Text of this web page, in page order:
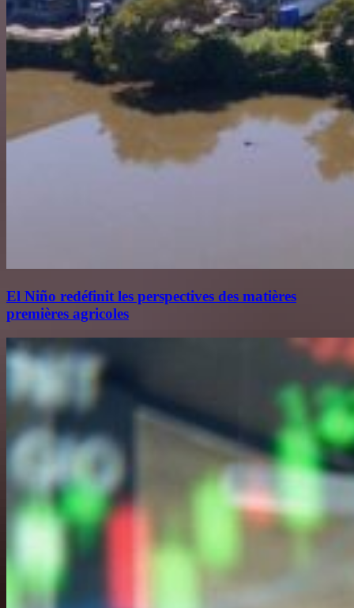
El Niño redéfinit les perspectives des matières
premières agricoles